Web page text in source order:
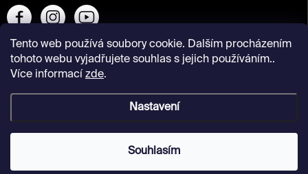
Tento web používá soubory cookie. Dalším procházením
tohoto webu vyjadřujete souhlas s jejich používáním..
Více informací zde.
Nastavení
Souhlasím
Copyright 2026Kunsthalle Praha Design Shop. Všechna práva
vyhrazena.